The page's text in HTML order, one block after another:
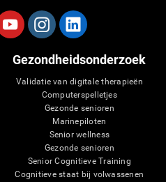
Gezondheidsonderzoek
Validatie van digitale therapieën
Computerspelletjes
Gezonde senioren
Marinepiloten
Senior wellness
Gezonde senioren
Senior Cognitieve Training
Cognitieve staat bij volwassenen